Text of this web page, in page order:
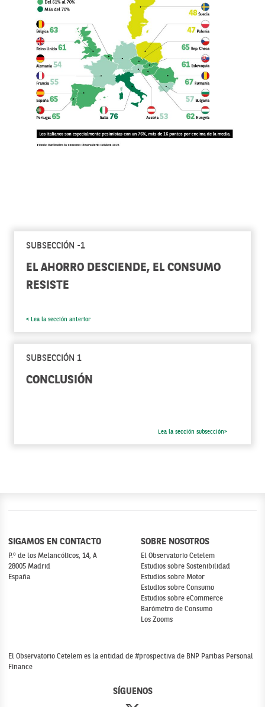
SUBSECCIÓN -1
EL AHORRO DESCIENDE, EL CONSUMO
RESISTE
< Lea la sección anterior
SUBSECCIÓN 1
CONCLUSIÓN
Lea la sección subsección>
SIGAMOS EN CONTACTO
P.º de los Melancólicos, 14, A
28005 Madrid
España
SOBRE NOSOTROS
El Observatorio Cetelem
Estudios sobre Sostenibilidad
Estudios sobre Motor
Estudios sobre Consumo
Estudios sobre eCommerce
Barómetro de Consumo
Los Zooms
SÍGUENOS
El Observatorio Cetelem es la entidad de #prospectiva de BNP Paribas Personal
Finance